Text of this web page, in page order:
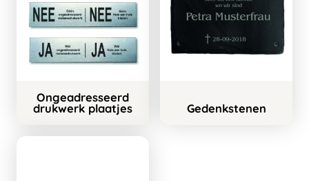
Ongeadresseerd
drukwerk plaatjes Gedenkstenen